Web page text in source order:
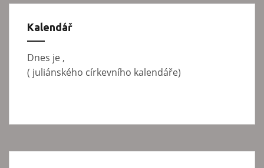
á
v
á
n
Kalendář
Dnes je ,
( juliánského církevního kalendáře)